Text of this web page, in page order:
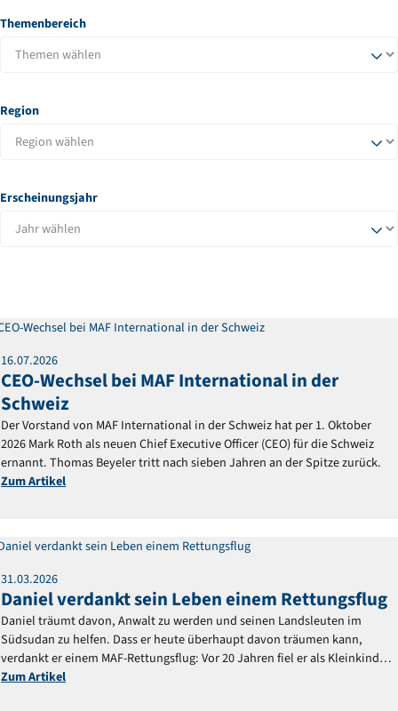
Themenbereich
Region
Erscheinungsjahr
16.07.2026
CEO-Wechsel bei MAF International in der
Schweiz
Der Vorstand von MAF International in der Schweiz hat per 1. Oktober
2026 Mark Roth als neuen Chief Executive Officer (CEO) für die Schweiz
ernannt. Thomas Beyeler tritt nach sieben Jahren an der Spitze zurück.
Zum Artikel
31.03.2026
Daniel verdankt sein Leben einem Rettungsflug
Daniel träumt davon, Anwalt zu werden und seinen Landsleuten im
Südsudan zu helfen. Dass er heute überhaupt davon träumen kann,
verdankt er einem MAF-Rettungsflug: Vor 20 Jahren fiel er als Kleinkind
ins Feuer und schwebte in Lebensgefahr.
Zum Artikel